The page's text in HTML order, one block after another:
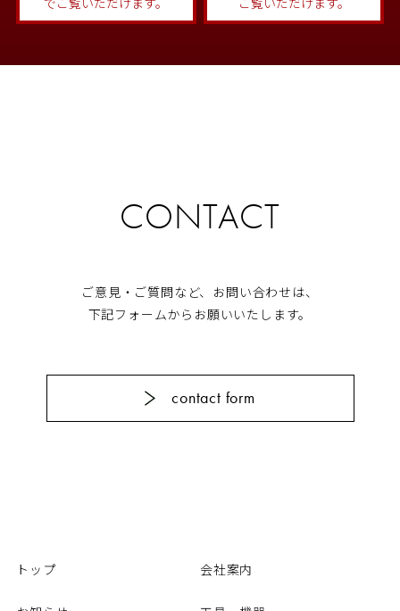
CONTACT
ご意見・ご質問など、お問い合わせは、
下記フォームからお願いいたします。
contact form
トップ 会社案内